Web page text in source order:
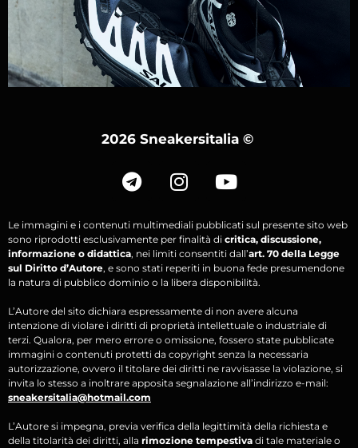
2026 Sneakersitalia ©
Le immagini e i contenuti multimediali pubblicati sul presente sito web
sono riprodotti esclusivamente per finalità di critica, discussione,
informazione o didattica, nei limiti consentiti dall’art. 70 della Legge
sul Diritto d’Autore, e sono stati reperiti in buona fede presumendone
la natura di pubblico dominio o la libera disponibilità.
L’Autore del sito dichiara espressamente di non avere alcuna
intenzione di violare i diritti di proprietà intellettuale o industriale di
terzi. Qualora, per mero errore o omissione, fossero state pubblicate
immagini o contenuti protetti da copyright senza la necessaria
autorizzazione, ovvero il titolare dei diritti ne ravvisasse la violazione, si
invita lo stesso a inoltrare apposita segnalazione all’indirizzo e-mail:
sneakersitalia@hotmail.com
L’Autore si impegna, previa verifica della legittimità della richiesta e
della titolarità dei diritti, alla rimozione tempestiva di tale materiale o